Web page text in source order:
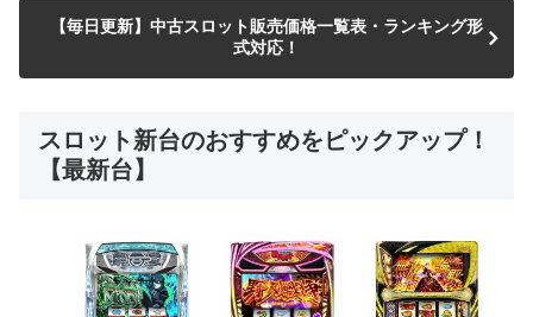
【毎日更新】中古スロット販売価格一覧表・ランキング形
式対応！
スロット新台のおすすめをピックアップ！
【最新台】